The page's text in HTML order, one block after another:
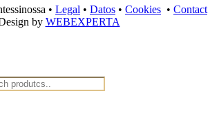
• Legal • Datos • Cookies • Contact
by WEBEXPERTA